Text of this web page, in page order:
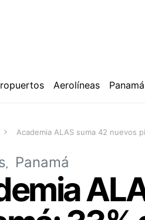
Aerolíneas Panamá
Academia ALAS suma 42 nuevos
Panamá